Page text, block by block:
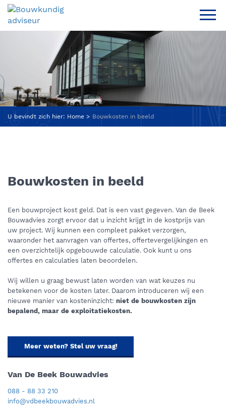
U bevindt zich hier: Home Bouwkosten in beeld
Bouwkosten in beeld
Een bouwproject kost geld. Dat is een vast gegeven. Van de Beek
Bouwadvies zorgt ervoor dat u inzicht krijgt in de kostprijs van
uw project. Wij kunnen een compleet pakket verzorgen,
waaronder het aanvragen van offertes, offertevergelijkingen en
een overzichtelijk opgebouwde calculatie. Ook kunt u ons
offertes en calculaties laten beoordelen.
Wij willen u graag bewust laten worden van wat keuzes nu
betekenen voor de kosten later. Daarom introduceren wij een
nieuwe manier van kosteninzicht: niet de bouwkosten zijn
bepalend, maar de exploitatiekosten.
Meer weten? Stel uw vraag!
Van De Beek Bouwadvies
088 - 88 33 210
info@vdbeekbouwadvies.nl